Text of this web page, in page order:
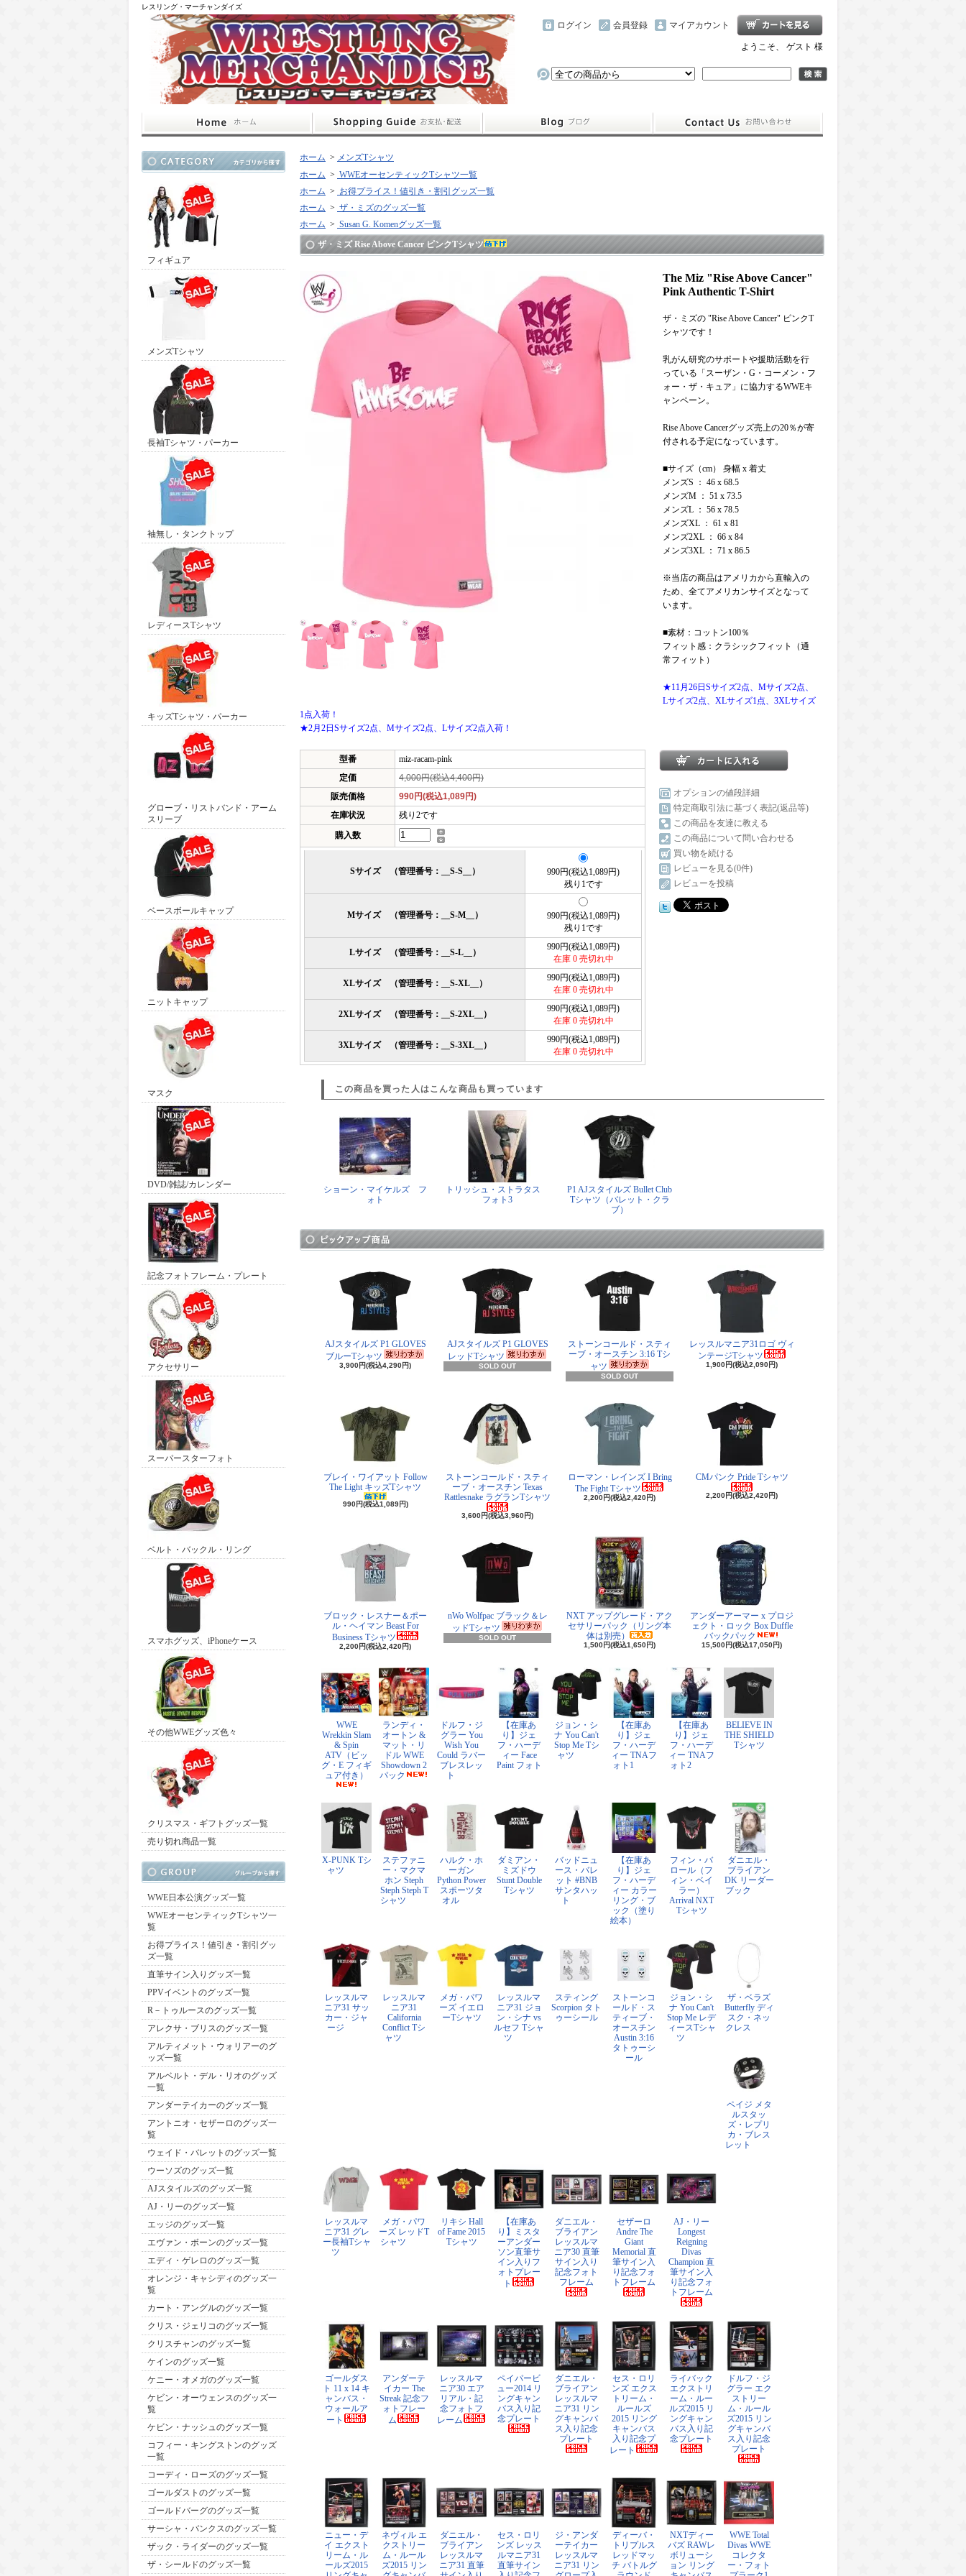
レスリング・マーチャンダイズ
マイアカウント
会員登録
ログイン
ようこそ、 ゲスト 様
フィギュア
メンズTシャツ
長袖Tシャツ・パーカー
袖無し・タンクトップ
レディースTシャツ
キッズTシャツ・パーカー
グローブ・リストバンド・アーム
スリーブ
ベースボールキャップ
ニットキャップ
マスク
DVD/雑誌/カレンダー
記念フォトフレーム・プレート
アクセサリー
スーパースターフォト
ベルト・バックル・リング
スマホグッズ、iPhoneケース
その他WWEグッズ色々
クリスマス・ギフトグッズ一覧
売り切れ商品一覧
WWE日本公演グッズ一覧
WWEオーセンティックTシャツ一
覧
お得プライス！値引き・割引グッ
ズ一覧
直筆サイン入りグッズ一覧
PPVイベントのグッズ一覧
R－トゥルースのグッズ一覧
アレクサ・ブリスのグッズ一覧
アルティメット・ウォリアーのグ
ッズ一覧
アルベルト・デル・リオのグッズ
一覧
アンダーテイカーのグッズ一覧
アントニオ・セザーロのグッズ一
覧
ウェイド・バレットのグッズ一覧
ウーソズのグッズ一覧
AJスタイルズのグッズ一覧
AJ・リーのグッズ一覧
エッジのグッズ一覧
エヴァン・ボーンのグッズ一覧
エディ・ゲレロのグッズ一覧
オレンジ・キャシディのグッズ一
覧
カート・アングルのグッズ一覧
クリス・ジェリコのグッズ一覧
クリスチャンのグッズ一覧
ケインのグッズ一覧
ケニー・オメガのグッズ一覧
ケビン・オーウェンスのグッズ一
覧
ケビン・ナッシュのグッズ一覧
コフィー・キングストンのグッズ
一覧
コーディ・ローズのグッズ一覧
ゴールダストのグッズ一覧
ゴールドバーグのグッズ一覧
サーシャ・バンクスのグッズ一覧
ザック・ライダーのグッズ一覧
ザ・シールドのグッズ一覧
ホーム > メンズTシャツ
ホーム > WWEオーセンティックTシャツ一覧
ホーム > お得プライス！値引き・割引グッズ一覧
ホーム > ザ・ミズのグッズ一覧
ホーム > Susan G. Komenグッズ一覧
ザ・ミズ Rise Above Cancer ピンクTシャツ
The Miz "Rise Above Cancer"
Pink Authentic T-Shirt
ザ・ミズの "Rise Above Cancer" ピンクT
シャツです！
乳がん研究のサポートや援助活動を行
っている「スーザン・G・コーメン・フ
ォー・ザ・キュア」に協力するWWEキ
ャンペーン。
Rise Above Cancerグッズ売上の20％が寄
付される予定になっています。
■サイズ（cm） 身幅 x 着丈
メンズS ： 46 x 68.5
メンズM ： 51 x 73.5
メンズL ： 56 x 78.5
メンズXL ： 61 x 81
メンズ2XL ： 66 x 84
メンズ3XL ： 71 x 86.5
※当店の商品はアメリカから直輸入の
ため、全てアメリカンサイズとなって
います。
■素材：コットン100％
フィット感：クラシックフィット（通
常フィット）
★11月26日Sサイズ2点、Mサイズ2点、
Lサイズ2点、XLサイズ1点、3XLサイズ
1点入荷！
★2月2日Sサイズ2点、Mサイズ2点、Lサイズ2点入荷！
型番
miz-racam-pink
定価
4,000円(税込4,400円)
販売価格
990円(税込1,089円)
在庫状況
残り2です
購入数
Sサイズ （管理番号：__S-S__）
990円(税込1,089円)
残り1です
Mサイズ （管理番号：__S-M__）
990円(税込1,089円)
残り1です
Lサイズ （管理番号：__S-L__）
990円(税込1,089円)
在庫 0 売切れ中
XLサイズ （管理番号：__S-XL__）
990円(税込1,089円)
在庫 0 売切れ中
2XLサイズ （管理番号：__S-2XL__）
990円(税込1,089円)
在庫 0 売切れ中
3XLサイズ （管理番号：__S-3XL__）
990円(税込1,089円)
在庫 0 売切れ中
オプションの値段詳細
特定商取引法に基づく表記(返品等)
この商品を友達に教える
この商品について問い合わせる
買い物を続ける
レビューを見る(0件)
レビューを投稿
この商品を買った人はこんな商品も買っています
ショーン・マイケルズ フ
ォト
トリッシュ・ストラタス
フォト3
P1 AJスタイルズ Bullet Club
Tシャツ（バレット・クラ
ブ）
AJスタイルズ P1 GLOVES
ブルーTシャツ
3,900円(税込4,290円)
AJスタイルズ P1 GLOVES
レッドTシャツ
SOLD OUT
ストーンコールド・スティ
ーブ・オースチン 3:16 Tシ
ャツ
SOLD OUT
レッスルマニア31ロゴ ヴィ
ンテージTシャツ
1,900円(税込2,090円)
ブレイ・ワイアット Follow
The Light キッズTシャツ
990円(税込1,089円)
ストーンコールド・スティ
ーブ・オースチン Texas
Rattlesnake ラグランTシャツ
3,600円(税込3,960円)
ローマン・レインズ I Bring
The Fight Tシャツ
2,200円(税込2,420円)
CMパンク Pride Tシャツ
2,200円(税込2,420円)
ブロック・レスナー＆ポー
ル・ヘイマン Beast For
Business Tシャツ
2,200円(税込2,420円)
nWo Wolfpac ブラック＆レ
ッドTシャツ
SOLD OUT
NXT アップグレード・アク
セサリーパック（リング本
体は別売）
1,500円(税込1,650円)
アンダーアーマー x プロジ
ェクト・ロック Box Duffle
バックパック
15,500円(税込17,050円)
WWE
Wrekkin Slam
& Spin
ATV（ビッ
グ・E フィギ
ュア付き）
ランディ・
オートン &
マット・リ
ドル WWE
Showdown 2
パック
ドルフ・ジ
グラー You
Wish You
Could ラバー
ブレスレッ
ト
【在庫あ
り】ジェ
フ・ハーデ
ィー Face
Paint フォト
ジョン・シ
ナ You Can't
Stop Me Tシ
ャツ
【在庫あ
り】ジェ
フ・ハーデ
ィー TNAフ
ォト1
【在庫あ
り】ジェ
フ・ハーデ
ィー TNAフ
ォト2
BELIEVE IN
THE SHIELD
Tシャツ
X-PUNK Tシ
ャツ
ステファニ
ー・マクマ
ホン Steph
Steph Steph T
シャツ
ハルク・ホ
ーガン
Python Power
スポーツタ
オル
ダミアン・
ミズドウ
Stunt Double
Tシャツ
バッドニュ
ース・バレ
ット #BNB
サンタハッ
ト
【在庫あ
り】ジェ
フ・ハーデ
ィー カラー
リング・ブ
ック（塗り
絵本）
フィン・バ
ロール（フ
ィン・ベイ
ラー）
Arrival NXT
Tシャツ
ダニエル・
ブライアン
DK リーダー
ブック
レッスルマ
ニア31 サッ
カー・ジャ
ージ
レッスルマ
ニア31
California
Conflict Tシ
ャツ
メガ・パワ
ーズ イエロ
ーTシャツ
レッスルマ
ニア31 ジョ
ン・シナ vs
ルセフ Tシャ
ツ
スティング
Scorpion タト
ゥーシール
ストーンコ
ールド・ス
ティーブ・
オースチン
Austin 3:16
タトゥーシ
ール
ジョン・シ
ナ You Can't
Stop Me レデ
ィースTシャ
ツ
ザ・ベラズ
Butterfly ディ
スク・ネッ
クレス
ペイジ メタ
ルスタッ
ズ・レプリ
カ・ブレス
レット
レッスルマ
ニア31 グレ
ー長袖Tシャ
ツ
メガ・パワ
ーズ レッドT
シャツ
リキシ Hall
of Fame 2015
Tシャツ
【在庫あ
り】ミスタ
ーアンダー
ソン直筆サ
イン入りフ
ォトプレー
ト
ダニエル・
ブライアン
レッスルマ
ニア30 直筆
サイン入り
記念フォト
フレーム
セザーロ
Andre The
Giant
Memorial 直
筆サイン入
り記念フォ
トフレーム
AJ・リー
Longest
Reigning
Divas
Champion 直
筆サイン入
り記念フォ
トフレーム
ゴールダス
ト 11 x 14 キ
ャンバス・
ウォールア
ート
アンダーテ
イカー The
Streak 記念フ
ォトフレー
ム
レッスルマ
ニア30 エア
リアル・記
念フォトフ
レーム
ペイパービ
ュー2014 リ
ングキャン
バス入り記
念プレート
ダニエル・
ブライアン
レッスルマ
ニア31 リン
グキャンバ
ス入り記念
プレート
セス・ロリ
ンズ エクス
トリーム・
ルールズ
2015 リング
キャンバス
入り記念プ
レート
ライバック
エクストリ
ーム・ルー
ルズ2015 リ
ングキャン
バス入り記
念プレート
ドルフ・ジ
グラー エク
ストリー
ム・ルール
ズ2015 リン
グキャンバ
ス入り記念
プレート
ニュー・デ
イ エクスト
リーム・ル
ールズ2015
ネヴィル エ
クストリー
ム・ルール
ズ2015 リン
ダニエル・
ブライアン
レッスルマ
ニア31 直筆
セス・ロリ
ンズ レッス
ルマニア31
直筆サイン
ジ・アンダ
ーテイカー
レッスルマ
ニア31 リン
ディーバ・
トリプルス
レッドマッ
チ バトルグ
NXTディー
バズ RAWレ
ボリューシ
ョン リング
WWE Total
Divas WWE
コレクタ
ー・フォト